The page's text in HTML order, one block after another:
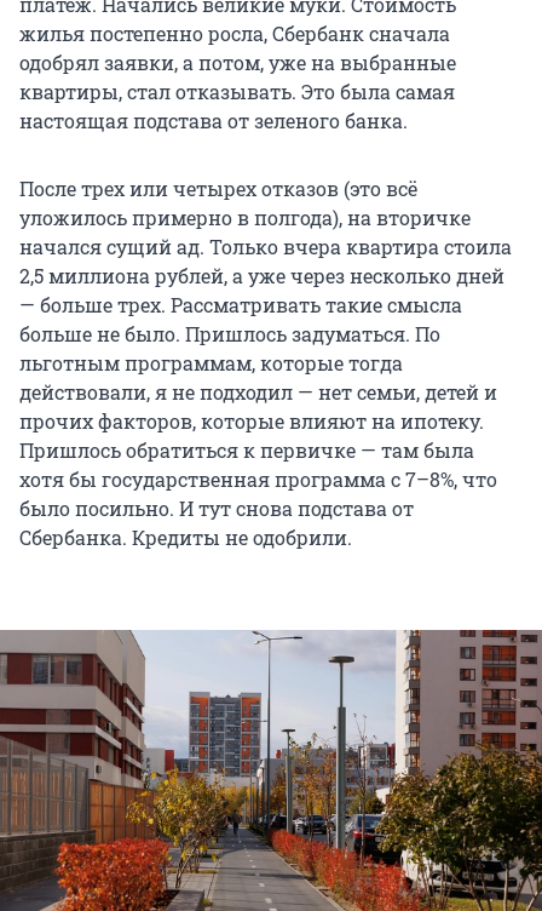
жилья постепенно росла, Сбербанк сначала
одобрял заявки, а потом, уже на выбранные
квартиры, стал отказывать. Это была самая
настоящая подстава от зеленого банка.
После трех или четырех отказов (это всё
уложилось примерно в полгода), на вторичке
начался сущий ад. Только вчера квартира стоила
2,5 миллиона рублей, а уже через несколько дней
— больше трех. Рассматривать такие смысла
больше не было. Пришлось задуматься. По
льготным программам, которые тогда
действовали, я не подходил — нет семьи, детей и
прочих факторов, которые влияют на ипотеку.
Пришлось обратиться к первичке — там была
хотя бы государственная программа с 7–8%, что
было посильно. И тут снова подстава от
Сбербанка. Кредиты не одобрили.